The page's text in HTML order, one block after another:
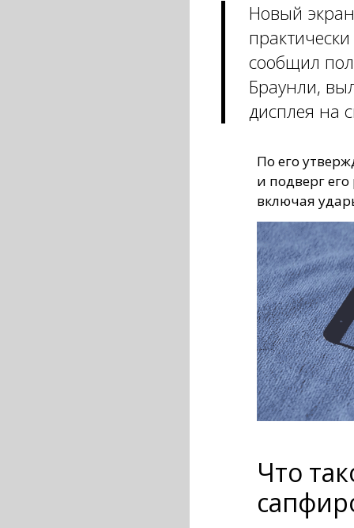
Новый
сообщил
Браунли,
дисплея на
По его
и подверг
включая
Что